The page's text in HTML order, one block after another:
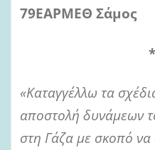
79ΕΑΡΜΕΘ Σάμος
«Καταγγέλλω τα
αποστολή δυνάμεων
στη Γάζα με σκοπό να